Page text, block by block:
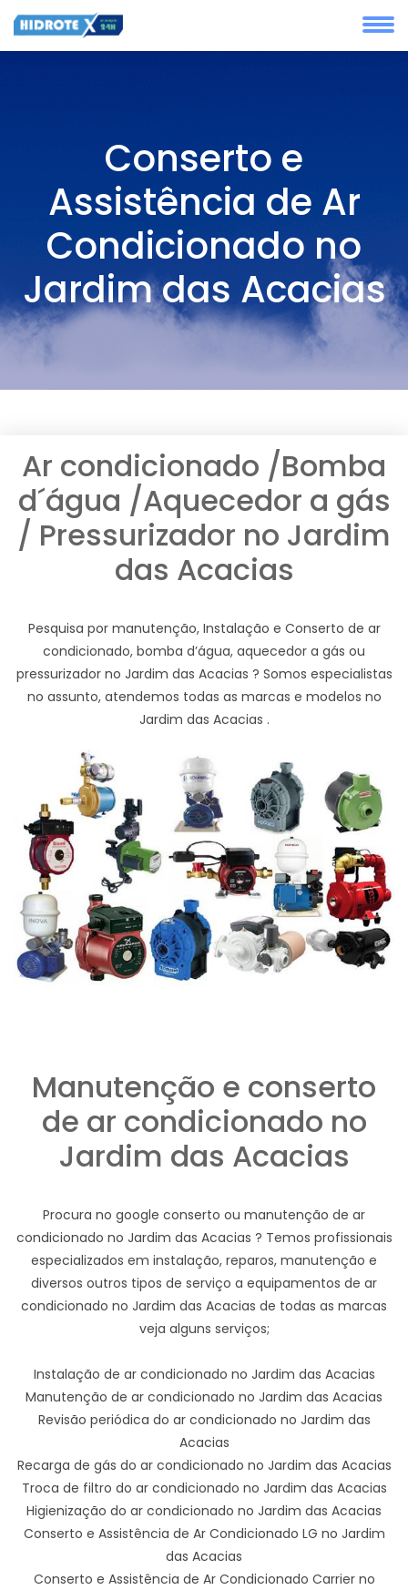
Conserto e
Assistência de Ar
Condicionado no
Jardim das Acacias
Ar condicionado /Bomba
d´água /Aquecedor a gás
/ Pressurizador no Jardim
das Acacias
Pesquisa por manutenção, Instalação e Conserto de ar
condicionado, bomba d’água, aquecedor a gás ou
pressurizador no Jardim das Acacias ? Somos especialistas
no assunto, atendemos todas as marcas e modelos no
Jardim das Acacias .
Manutenção e conserto
de ar condicionado no
Jardim das Acacias
Procura no google conserto ou manutenção de ar
condicionado no Jardim das Acacias ? Temos profissionais
especializados em instalação, reparos, manutenção e
diversos outros tipos de serviço a equipamentos de ar
condicionado no Jardim das Acacias de todas as marcas
veja alguns serviços;
Instalação de ar condicionado no Jardim das Acacias
Manutenção de ar condicionado no Jardim das Acacias
Revisão periódica do ar condicionado no Jardim das
Acacias
Recarga de gás do ar condicionado no Jardim das Acacias
Troca de filtro do ar condicionado no Jardim das Acacias
Higienização do ar condicionado no Jardim das Acacias
Conserto e Assistência de Ar Condicionado LG no Jardim
das Acacias
Conserto e Assistência de Ar Condicionado Carrier no